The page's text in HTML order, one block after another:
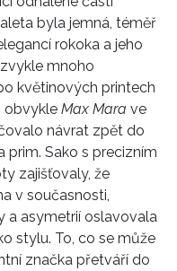
byla jemná, téměř
rokoka a jeho
mnoho
květinových printech
obvykle Max Mara ve
návrat zpět do
prim. Sako s precizním
zajišťovaly, že
v současnosti,
a asymetrií oslavovala
stylu. To, co se může
značka přetváří do